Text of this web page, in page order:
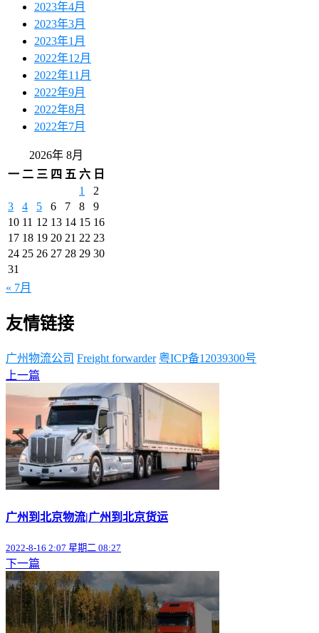
2023年4月
2023年3月
2023年1月
2022年12月
2022年11月
2022年9月
2022年8月
2022年7月
2026年 8月
一 二 三 四 五 六 日
1
2
3
4 5 6 7 8
9
10 11 12 13 14 15 16
17 18 19 20 21 22 23
24 25 26 27 28 29 30
31
« 7月
友情链接
广州物流公司 Freight forwarder 粤ICP备12039300号
上一篇
广州到北京物流|广州到北京货运
2022-8-16 2:07 星期二 08:27
下一篇